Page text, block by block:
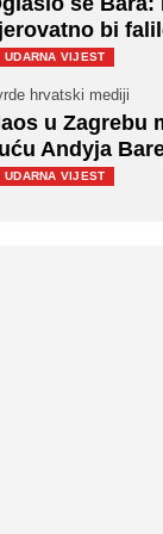
bi
UDARNA VIJEST
hrvatski mediji
u Zagrebu
Andyja
UDARNA VIJEST